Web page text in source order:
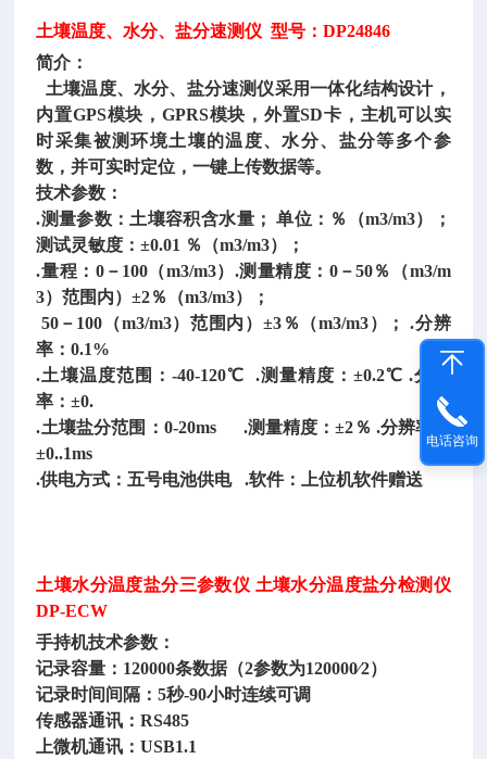
土壤温度、水分、盐分速测仪 型号：DP24846
简介：
土壤温度、水分、盐分速测仪采用一体化结构设计，
内置GPS模块，GPRS模块，外置SD卡，主机可以实
时采集被测环境土壤的温度、水分、盐分等多个参
数，并可实时定位，一键上传数据等。
技术参数：
.测量参数：土壤容积含水量； 单位：％（m3/m3）；
测试灵敏度：±0.01 ％（m3/m3）；
.量程：0－100（m3/m3）.测量精度：0－50％（m3/m
3）范围内）±2％（m3/m3）；
50－100（m3/m3）范围内）±3％（m3/m3）； .分辨
率：0.1%
.土壤温度范围：-40-120℃ .测量精度：±0.2℃ .分辨
率：±0.
.土壤盐分范围：0-20ms
.测量精度：±2％ .分辨率：
±0..1ms
.供电方式：五号电池供电
.软件：上位机软件赠送
土壤水分温度盐分三参数仪 土壤水分温度盐分检测仪
DP-ECW
手持机技术参数：
记录容量： 120000条数据（2参数为120000∕2）
记录时间间隔：5秒-90小时连续可调
传感器通讯：RS485
上微机通讯：USB1.1
电话咨询